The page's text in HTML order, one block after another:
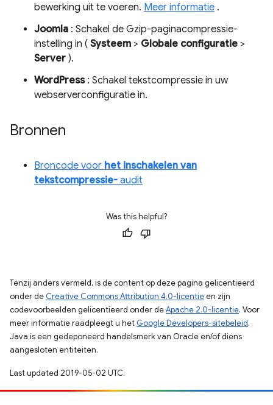
bewerking uit te voeren. Meer informatie .
Joomla : Schakel de Gzip-paginacompressie-
instelling in ( Systeem > Globale configuratie >
Server ).
WordPress: Schakel tekstcompressie in uw
webserverconfiguratie in.
Bronnen
Broncode voor het inschakelen van
tekstcompressie- audit
Was this helpful?
Tenzij anders vermeld, is de content op deze pagina gelicentieerd
onder de Creative Commons Attribution 4.0-licentieen zijn
codevoorbeelden gelicentieerd onder deApache 2.0-licentie. Voor
meer informatie raadpleegt u het Google Developers-sitebeleid.
Java is een gedeponeerd handelsmerk van Oracle en/of diens
aangesloten entiteiten.
Last updated 2019-05-02 UTC.